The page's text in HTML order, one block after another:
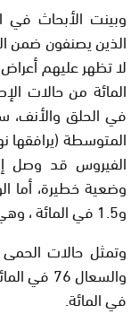
وبينت الأبحاث في
المائة من حالات
الفيروس قد وصل
و1.5 في المائة ، وهي نسبة ليست كثيرة.
في المائة.